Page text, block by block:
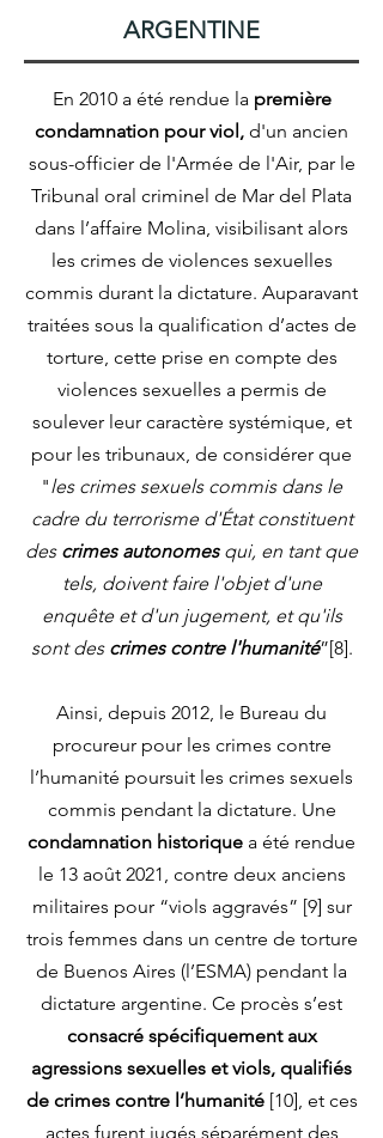
ARGENTINE
En 2010 a été rendue la première
condamnation pour viol, d'un ancien
sous-officier de l'Armée de l'Air, par le
Tribunal oral criminel de Mar del Plata
dans l’affaire Molina, visibilisant alors
les crimes de violences sexuelles
commis durant la dictature. Auparavant
traitées sous la qualification d’actes de
torture, cette prise en compte des
violences sexuelles a permis de
soulever leur caractère systémique, et
pour les tribunaux, de considérer que
"les crimes sexuels commis dans le
cadre du terrorisme d'État constituent
descrimes autonomesqui, en tant que
tels, doivent faire l'objet d'une
enquête et d'un jugement, et qu'ils
sont descrimes contre l'humanité”[8].
Ainsi, depuis 2012, le Bureau du
procureur pour les crimes contre
l’humanité poursuit les crimes sexuels
commis pendant la dictature. Une
condamnation historique a été rendue
le 13 août 2021, contre deux anciens
militaires pour “viols aggravés” [9] sur
trois femmes dans un centre de torture
de Buenos Aires (l’ESMA) pendant la
dictature argentine. Ce procès s’est
consacré spécifiquement aux
agressions sexuelles et viols, qualifiés
de crimes contre l’humanité [10], et ces
actes furent jugés séparément des